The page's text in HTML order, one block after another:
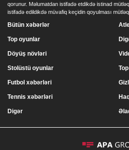
qorunur. Məlumatdan istifadə etdikdə istinad
istifadə edildikdə müvafiq keçidin qoyulması
Bütün xəbərlər
Top oyunlar
Döyüş növləri
Stolüstü oyunlar
Futbol xəbərləri
Tennis xəbərləri
Digər